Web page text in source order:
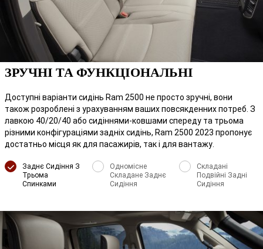
ЗРУЧНІ ТА ФУНКЦІОНАЛЬНІ
Доступні варіанти сидінь Ram 2500 не просто зручні, вони
також розроблені з урахуванням ваших повсякденних потреб. З
лавкою 40/20/40 або сидіннями-ковшами спереду та трьома
різними конфігураціями задніх сидінь, Ram 2500 2023 пропонує
достатньо місця як для пасажирів, так і для вантажу.
Заднє Сидіння З
Трьома
Спинками
Одномісне
Складане Заднє
Сидіння
Складані
Подвійні Задні
Сидіння